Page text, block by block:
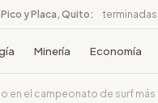
Pico y Placa, Quito: terminadas
Minería Economía
en el campeonato de surf